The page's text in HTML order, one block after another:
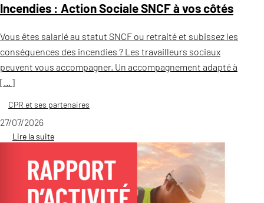
Incendies : Action Sociale SNCF à vos côtés
Vous êtes salarié au statut SNCF ou retraité et subissez les
conséquences des incendies ? Les travailleurs sociaux
peuvent vous accompagner. Un accompagnement adapté à
[…]
CPR et ses partenaires
27/07/2026
Lire la suite